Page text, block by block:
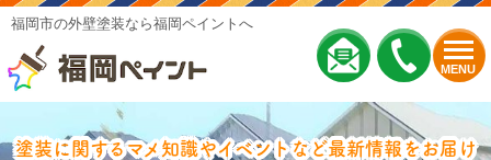
MENU
福岡市の外壁塗装なら福岡ペイントへ
塗装に関するマメ知識やイベントなど最新情報をお届け